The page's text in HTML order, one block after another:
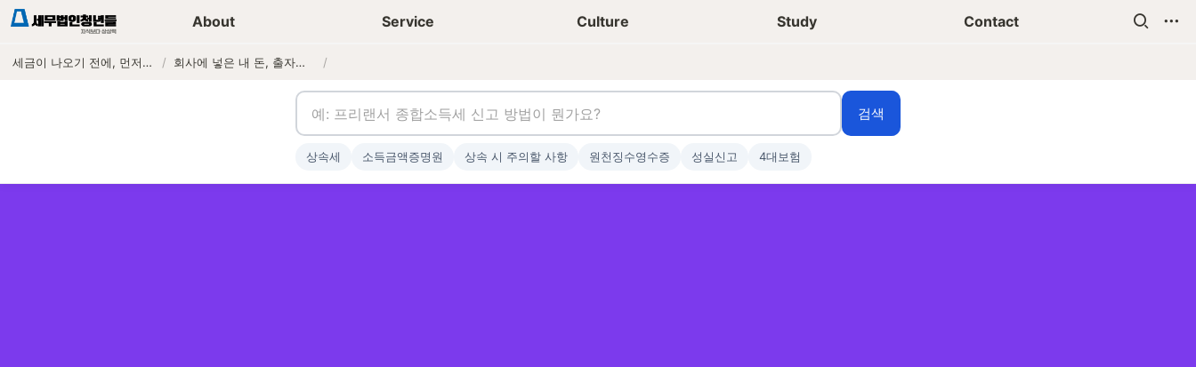
About Service Culture Study Contact
세금이 나오기 전에, 먼저 연락하는 세무법인 / 회사에 넣은 내 돈, 출자전환으로 부채비율 낮추고 신용등급 올리는 법 /
세무가이드 콘텐츠 기장상담신청 청년들 일상
검색
상속세 소득금액증명원 상속 시 주의할 사항 원천징수영수증 성실신고 4대보험